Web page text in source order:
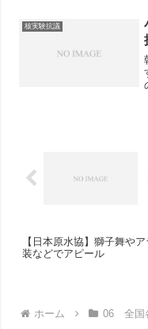
核実験抗議
【日本原水協】獅子舞や
装などでアピール
ホーム 06 全国